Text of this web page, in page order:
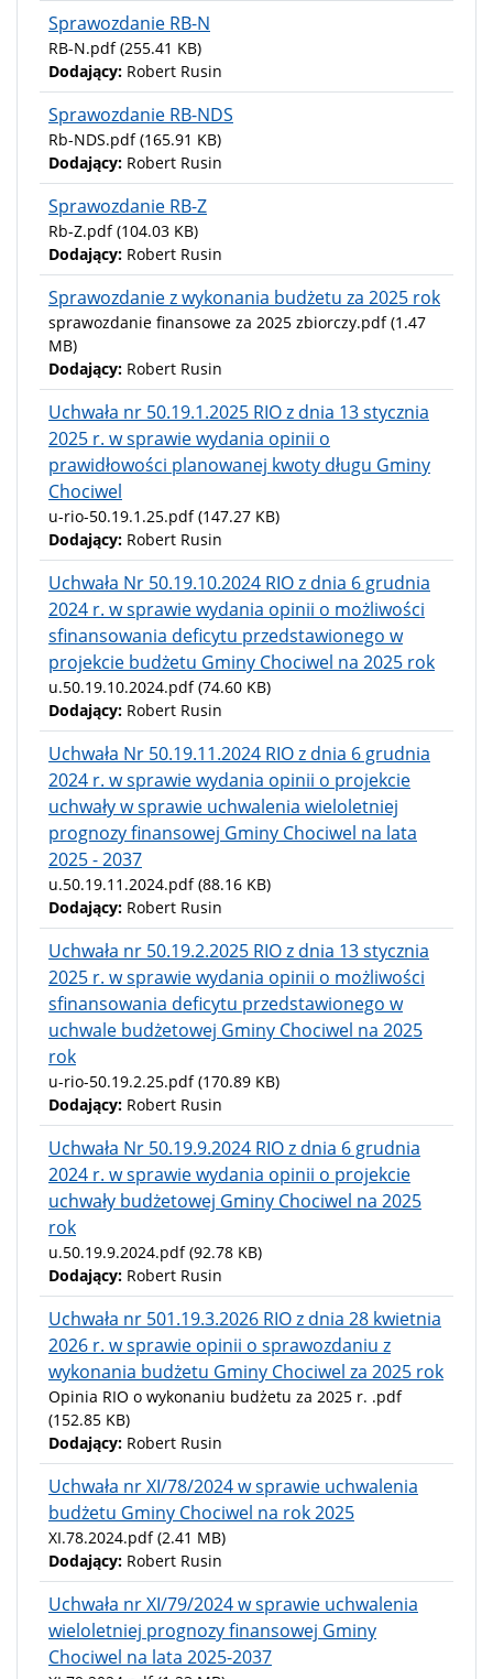
Sprawozdanie RB-N
RB-N.pdf (255.41 KB)
Dodający: Robert Rusin
Sprawozdanie RB-NDS
Rb-NDS.pdf (165.91 KB)
Dodający: Robert Rusin
Sprawozdanie RB-Z
Rb-Z.pdf (104.03 KB)
Dodający: Robert Rusin
Sprawozdanie z wykonania budżetu za 2025 rok
sprawozdanie finansowe za 2025 zbiorczy.pdf (1.47
MB)
Dodający: Robert Rusin
Uchwała nr 50.19.1.2025 RIO z dnia 13 stycznia
2025 r. w sprawie wydania opinii o
prawidłowości planowanej kwoty długu Gminy
Chociwel
u-rio-50.19.1.25.pdf (147.27 KB)
Dodający: Robert Rusin
Uchwała Nr 50.19.10.2024 RIO z dnia 6 grudnia
2024 r. w sprawie wydania opinii o możliwości
sfinansowania deficytu przedstawionego w
projekcie budżetu Gminy Chociwel na 2025 rok
u.50.19.10.2024.pdf (74.60 KB)
Dodający: Robert Rusin
Uchwała Nr 50.19.11.2024 RIO z dnia 6 grudnia
2024 r. w sprawie wydania opinii o projekcie
uchwały w sprawie uchwalenia wieloletniej
prognozy finansowej Gminy Chociwel na lata
2025 - 2037
u.50.19.11.2024.pdf (88.16 KB)
Dodający: Robert Rusin
Uchwała nr 50.19.2.2025 RIO z dnia 13 stycznia
2025 r. w sprawie wydania opinii o możliwości
sfinansowania deficytu przedstawionego w
uchwale budżetowej Gminy Chociwel na 2025
rok
u-rio-50.19.2.25.pdf (170.89 KB)
Dodający: Robert Rusin
Uchwała Nr 50.19.9.2024 RIO z dnia 6 grudnia
2024 r. w sprawie wydania opinii o projekcie
uchwały budżetowej Gminy Chociwel na 2025
rok
u.50.19.9.2024.pdf (92.78 KB)
Dodający: Robert Rusin
Uchwała nr 501.19.3.2026 RIO z dnia 28 kwietnia
2026 r. w sprawie opinii o sprawozdaniu z
wykonania budżetu Gminy Chociwel za 2025 rok
Opinia RIO o wykonaniu budżetu za 2025 r. .pdf
(152.85 KB)
Dodający: Robert Rusin
Uchwała nr XI/78/2024 w sprawie uchwalenia
budżetu Gminy Chociwel na rok 2025
XI.78.2024.pdf (2.41 MB)
Dodający: Robert Rusin
Uchwała nr XI/79/2024 w sprawie uchwalenia
wieloletniej prognozy finansowej Gminy
Chociwel na lata 2025-2037